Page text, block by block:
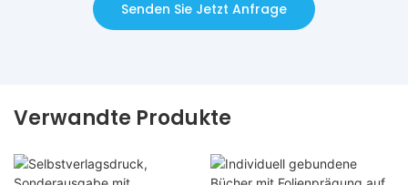
Senden Sie Jetzt Anfrage
Verwandte Produkte